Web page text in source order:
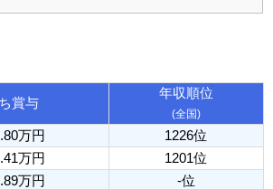
賞与
年収順位
(全国)
万円
1226位
万円
1201位
万円
-位